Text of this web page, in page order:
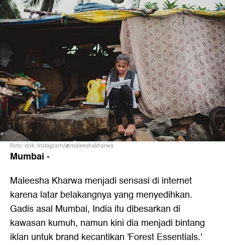
Foto: dok. Instagram/@maleeshakharwa
Mumbai -
Maleesha Kharwa menjadi sensasi di internet
karena latar belakangnya yang menyedihkan.
Gadis asal Mumbai, India itu dibesarkan di
kawasan kumuh, namun kini dia menjadi bintang
iklan untuk brand kecantikan 'Forest Essentials.'